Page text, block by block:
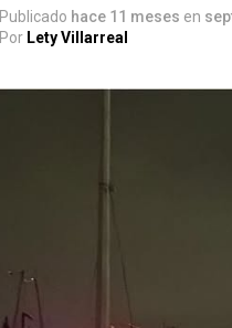
Publicado hace 11 meses en
Por Lety Villarreal